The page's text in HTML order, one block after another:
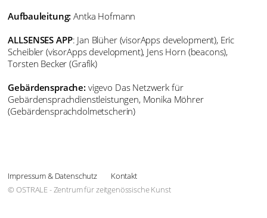
Aufbauleitung: Antka Hofmann
ALLSENSES APP: Jan Blüher (visorApps development), Eric
Scheibler (visorApps development), Jens Horn (beacons),
Torsten Becker (Grafik)
Gebärdensprache: vigevo Das Netzwerk für
Gebärdensprachdienstleistungen, Monika Möhrer
(Gebärdensprachdolmetscherin)
Impressum & Datenschutz
Kontakt
© OSTRALE - Zentrum für zeitgenössische Kunst